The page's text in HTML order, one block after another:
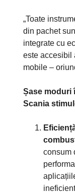
„Toate
din pachet
integrate cu
este accesibil
mobile –
Șase moduri
Scania
consum